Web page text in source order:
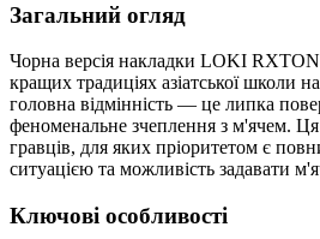
Загальний огляд
Чорна версія накладки LOKI
кращих традиціях азіатської школи
головна відмінність — це липка
феноменальне зчеплення з м'ячем. Ця
гравців, для яких пріоритетом є
ситуацією та можливість задавати
Ключові особливості